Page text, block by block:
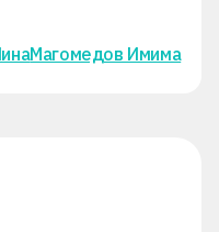
Магомедов Имима